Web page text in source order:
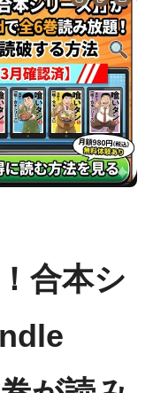
合本シ